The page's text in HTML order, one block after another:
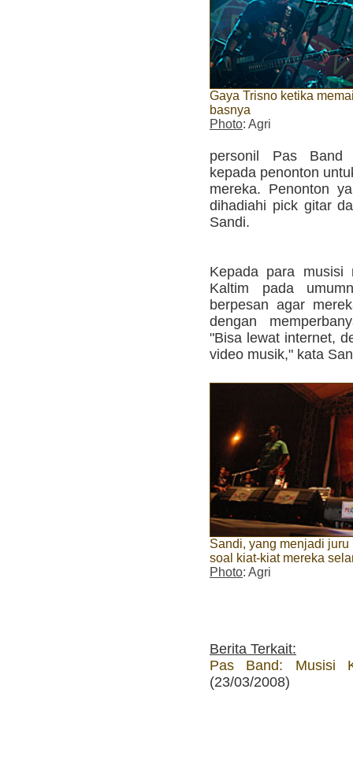
Gaya Trisno ketika
basnya
Photo: Agri
personil Pas Band
kepada penonton
mereka. Penonton
dihadiahi pick gitar
Sandi.
Kepada para musisi
Kaltim pada
berpesan agar
dengan
"Bisa lewat internet,
video musik," kata
Sandi, yang menjadi
soal kiat-kiat mereka
Photo: Agri
Berita Terkait:
Pas Band: Musisi
(23/03/2008)